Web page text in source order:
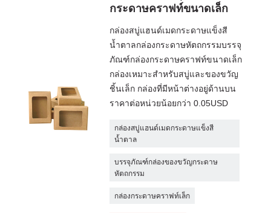
กระดาษคราฟท์ขนาดเล็ก
กล่องสบู่แฮนด์เมดกระดาษแข็งสี
น้ำตาลกล่องกระดาษหัตถกรรมบรรจุ
ภัณฑ์กล่องกระดาษคราฟท์ขนาดเล็ก
กล่องเหมาะสำหรับสบู่และของขวัญ
ชิ้นเล็ก กล่องที่มีหน้าต่างอยู่ด้านบน
ราคาต่อหน่วยน้อยกว่า 0.05USD
กล่องสบู่แฮนด์เมดกระดาษแข็งสี
น้ำตาล
บรรจุภัณฑ์กล่องของขวัญกระดาษ
หัตถกรรม
กล่องกระดาษคราฟท์เล็ก